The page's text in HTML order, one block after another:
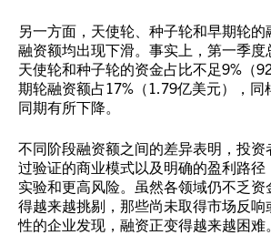
另一方面，天使轮、种子轮和早期轮的
融资额均出现下滑。事实上，第一季度
天使轮和种子轮的资金占比不足9%（
期轮融资额占17%（1.79亿美元），同
同期有所下降。
不同阶段融资额之间的差异表明，投
过验证的商业模式以及明确的盈利路径
实验和更高风险。虽然各领域仍不乏
得越来越挑剔，那些尚未取得市场反响
性的企业发现，融资正变得越来越困难。